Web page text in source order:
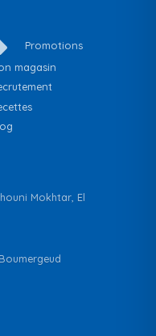
Promotions
magasin
Mokhtar, El